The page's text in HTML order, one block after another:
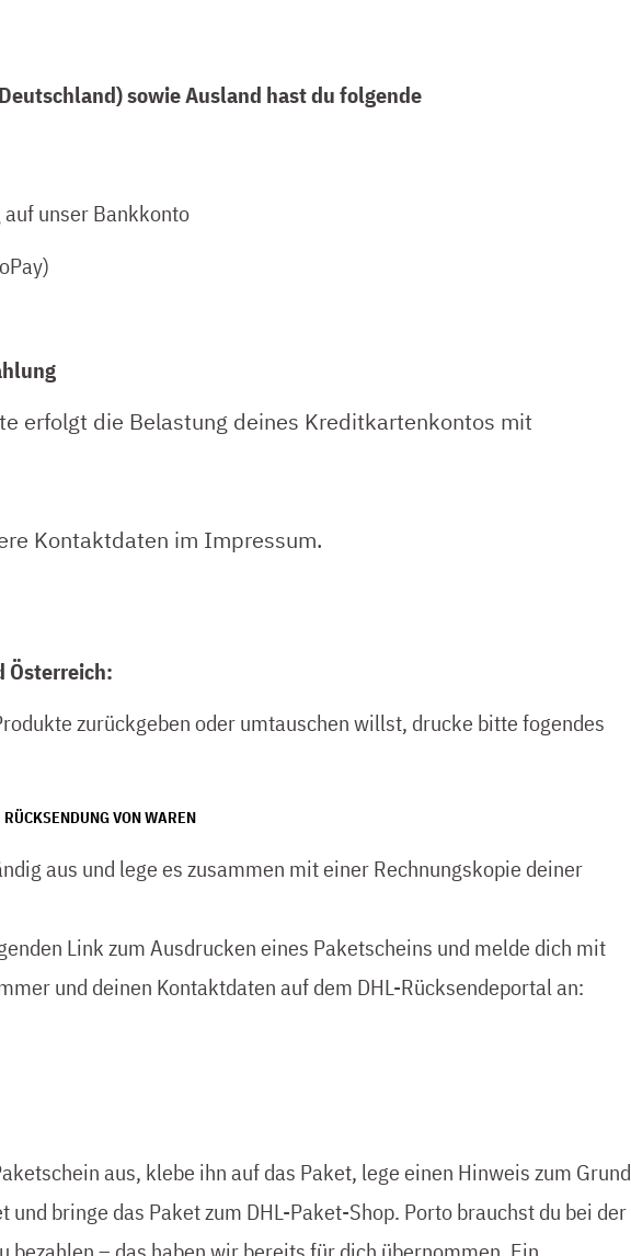
sowie Ausland hast du folgende
unser Bankkonto
erfolgt die Belastung deines Kreditkartenkontos mit
Kontaktdaten im Impressum.
Österreich:
zurückgeben oder umtauschen willst, drucke bitte fogendes
VON WAREN
aus und lege es zusammen mit einer Rechnungskopie deiner
Link zum Ausdrucken eines Paketscheins und melde dich mit
und deinen Kontaktdaten auf dem DHL-Rücksendeportal an:
aus, klebe ihn auf das Paket, lege einen Hinweis zum Grund
und bringe das Paket zum DHL-Paket-Shop. Porto brauchst du bei der